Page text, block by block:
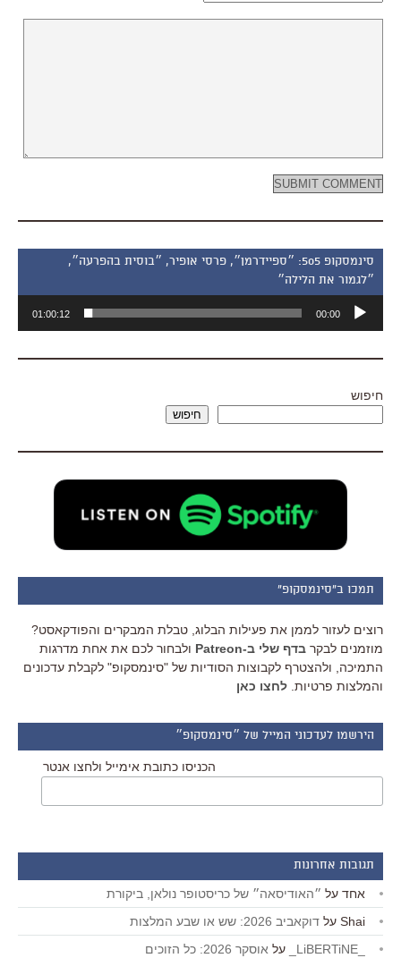
סינמסקופ 505: ״ספיידרמן״, פרסי אופיר, ״בוסית בהפרעה״,
״לגמור את הלילה״
אודיו
00:00
01:00:12
חיפוש
חיפוש
תמכו ב"סינמסקופ"
רוצים לעזור לממן את פעילות הבלוג, טבלת המבקרים והפודקאסט?
מוזמנים לבקר בדף שלי ב-Patreon
ולבחור לכם את אחת מדרגות
התמיכה, ולהצטרף לקבוצות הסודיות של "סינמסקופ" לקבלת עדכונים
והמלצות פרטיות. לחצו כאן
הירשמו לעדכוני המייל של ״סינמסקופ״
הכניסו כתובת אימייל ולחצו אנטר
תגובות אחרונות
אחד על ״האודיסאה״ של כריסטופר נולאן, ביקורת
Shai על דוקאביב 2026: שש או שבע המלצות
על אוסקר 2026: כל הזוכים